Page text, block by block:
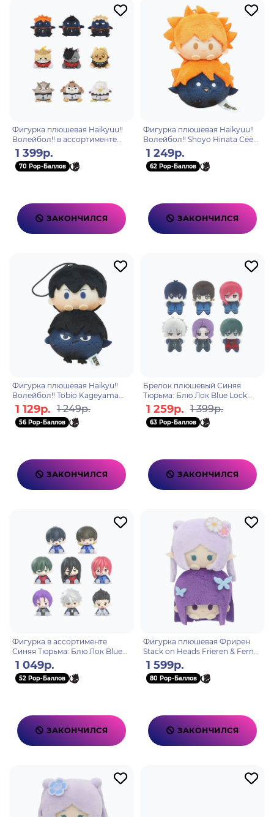
Фигурка плюшевая Haikyuu!!
Волейбол!! в ассортименте
Blind Box 11см
1 399р.
70 Pop-Баллов
ЗАКОНЧИЛСЯ
Фигурка плюшевая Haikyuu!!
Волейбол!! Shoyo Hinata Сёё
Хината 10см
1 249р.
62 Pop-Баллов
ЗАКОНЧИЛСЯ
Фигурка плюшевая Haikyu!!
Волейбол!! Tobio Kageyama
Тобио Кагеяма 10см
1 129р. 1 249р.
56 Pop-Баллов
ЗАКОНЧИЛСЯ
Брелок плюшевый Синяя
Тюрьма: Блю Лок Blue Lock
Blind Box 12см
1 259р. 1 399р.
63 Pop-Баллов
ЗАКОНЧИЛСЯ
Фигурка в ассортименте
Синяя Тюрьма: Блю Лок Blue
Lock Blind Box 6см
1 049р.
52 Pop-Баллов
ЗАКОНЧИЛСЯ
Фигурка плюшевая Фрирен
Stack on Heads Frieren & Fern
10см
1 599р.
80 Pop-Баллов
ЗАКОНЧИЛСЯ